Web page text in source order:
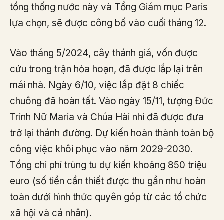
tổng thống nước này và Tổng Giám mục Paris
lựa chọn, sẽ được công bố vào cuối tháng 12.
Vào tháng 5/2024, cây thánh giá, vốn được
cứu trong trận hỏa hoạn, đã được lắp lại trên
mái nhà. Ngày 6/10, việc lắp đặt 8 chiếc
chuông đã hoàn tất. Vào ngày 15/11, tượng Đức
Trinh Nữ Maria và Chúa Hài nhi đã được đưa
trở lại thánh đường. Dự kiến ​​hoàn thành toàn bộ
công việc khôi phục vào năm 2029-2030.
Tổng chi phí trùng tu dự kiến ​​khoảng 850 triệu
euro (số tiền cần thiết được thu gần như hoàn
toàn dưới hình thức quyên góp từ các tổ chức
xã hội và cá nhân).